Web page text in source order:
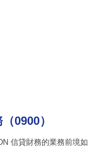
0900）
信貸財務的業務前境如